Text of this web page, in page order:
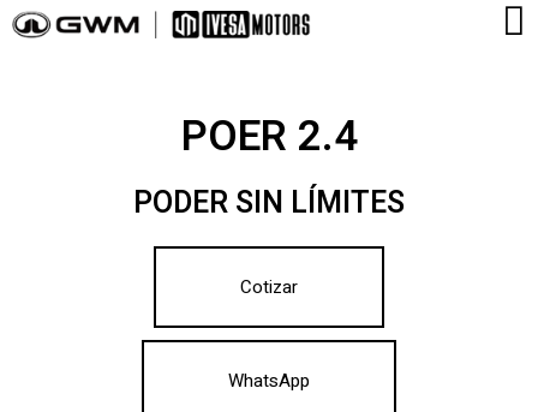
POER 2.4
PODER SIN LÍMITES
Cotizar
WhatsApp